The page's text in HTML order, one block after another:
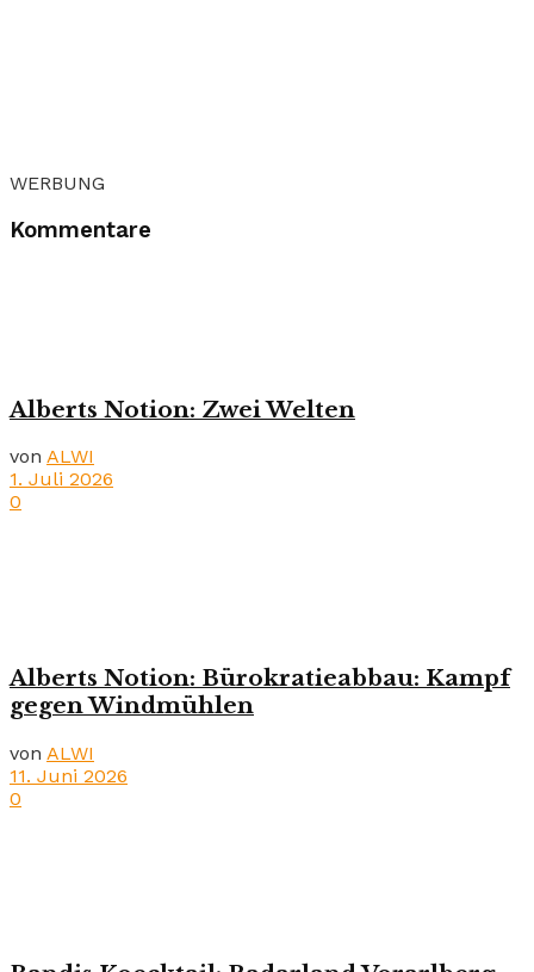
WERBUNG
Kommentare
Alberts Notion: Zwei Welten
von ALWI
1. Juli 2026
0
Alberts Notion: Bürokratieabbau: Kampf
gegen Windmühlen
von ALWI
11. Juni 2026
0